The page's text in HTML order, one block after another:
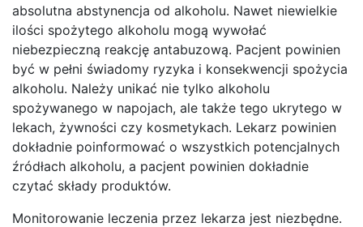
absolutna abstynencja od alkoholu. Nawet niewielkie
ilości spożytego alkoholu mogą wywołać
niebezpieczną reakcję antabuzową. Pacjent powinien
być w pełni świadomy ryzyka i konsekwencji spożycia
alkoholu. Należy unikać nie tylko alkoholu
spożywanego w napojach, ale także tego ukrytego w
lekach, żywności czy kosmetykach. Lekarz powinien
dokładnie poinformować o wszystkich potencjalnych
źródłach alkoholu, a pacjent powinien dokładnie
czytać składy produktów.
Monitorowanie leczenia przez lekarza jest niezbędne.